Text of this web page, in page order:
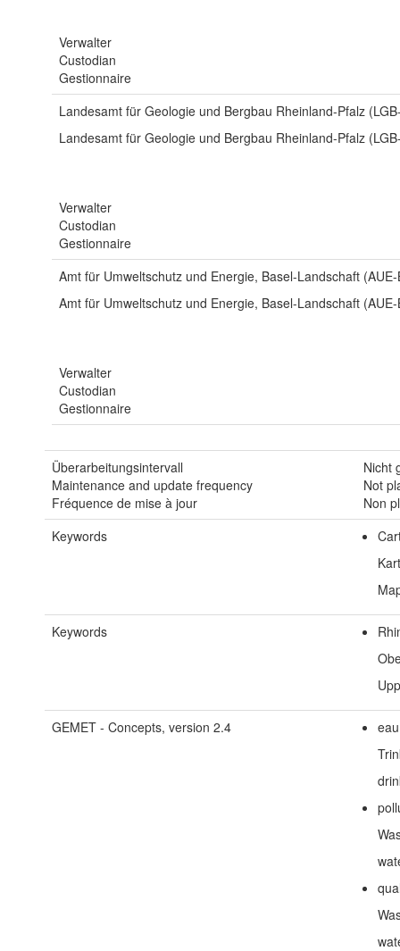
Verwalter
Custodian
Gestionnaire
Landesamt für Geologie und Bergbau Rheinland-Pfalz
Landesamt für Geologie und Bergbau Rheinland-Pfalz
Verwalter
Custodian
Gestionnaire
Amt für Umweltschutz und Energie, Basel-Landschaft
Amt für Umweltschutz und Energie, Basel-Landschaft
Verwalter
Custodian
Gestionnaire
Überarbeitungsintervall
Maintenance and update frequency
Fréquence de mise à jour
Nicht
Not
Non
Keywords
Keywords
GEMET - Concepts, version 2.4